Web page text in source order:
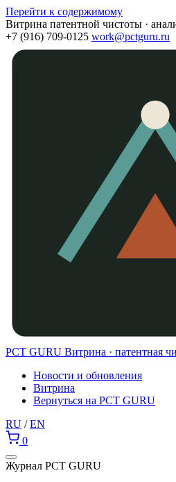
Перейти к содержимому
Витрина патентной чистоты ·
+7 (916) 709-0125 work@pctguru.ru
PCT GURU Витрина · патентная
Новости и обновления
Витрина
Вернуться на PCT GURU
RU / EN
0
Журнал PCT GURU